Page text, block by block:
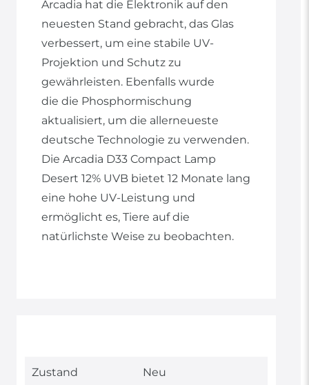
Arcadia hat die Elektronik auf den
neuesten Stand gebracht, das Glas
verbessert, um eine stabile UV-
Projektion und Schutz zu
gewährleisten. Ebenfalls wurde
die die Phosphormischung
aktualisiert, um die allerneueste
deutsche Technologie zu verwenden.
Die Arcadia D33 Compact Lamp
Desert 12% UVB bietet 12 Monate lang
eine hohe UV-Leistung und
ermöglicht es, Tiere auf die
natürlichste Weise zu beobachten.
Technisches
Wert
Zustand Neu